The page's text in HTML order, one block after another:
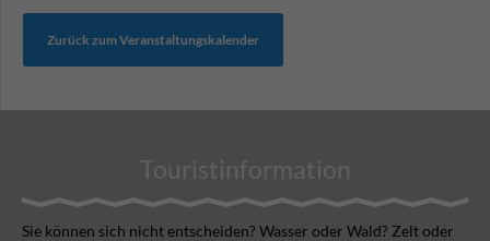
Zurück zum Veranstaltungskalender
Touristinformation
Sie können sich nicht ent­scheiden? Wasser oder Wald? Zelt oder